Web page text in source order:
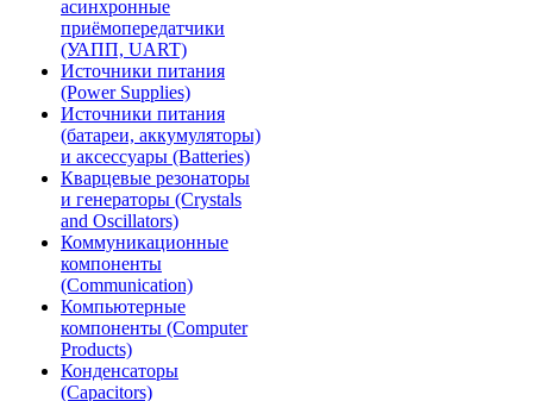
асинхронные
приёмопередатчики
(УАПП, UART)
Источники питания
(Power Supplies)
Источники питания
(батареи, аккумуляторы)
и аксессуары (Batteries)
Кварцевые резонаторы
и генераторы (Crystals
and Oscillators)
Коммуникационные
компоненты
(Communication)
Компьютерные
компоненты (Computer
Products)
Конденсаторы
(Capacitors)